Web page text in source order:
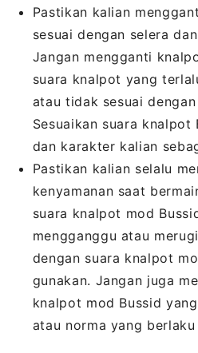
Pastikan kalian
sesuai dengan selera
Jangan mengganti
suara knalpot yang
atau tidak sesuai
Sesuaikan suara knalpot
dan karakter kalian
Pastikan kalian selalu
kenyamanan saat
suara knalpot mod
mengganggu atau
dengan suara knalpot
gunakan. Jangan juga
knalpot mod Bussid
atau norma yang